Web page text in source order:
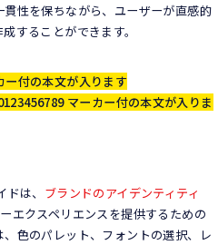
性を保ちながら、ユーザーが直感的
することができます。
ー付の本文が入ります
マーカー付の本文が入りま
は、 ブランドのアイデンティティ
エクスペリエンスを提供するための
色のパレット、フォントの選択、レ